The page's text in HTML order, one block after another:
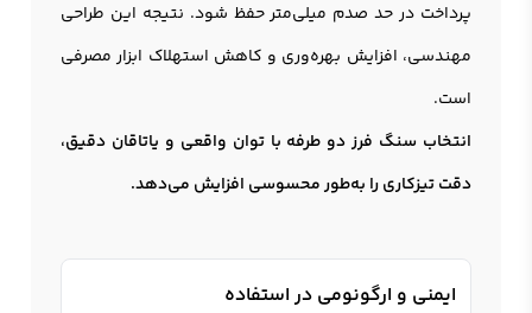
پرداخت در حد صدم میلی‌متر حفظ شود. نتیجه این طراحی
مهندسی، افزایش بهره‌وری و کاهش استهلاک ابزار مصرفی
است.
انتخاب سنگ فرز دو طرفه با توان واقعی و یاتاقان دقیق،
دقت تیزکاری را به‌طور محسوسی افزایش می‌دهد.
ایمنی و ارگونومی در استفاده